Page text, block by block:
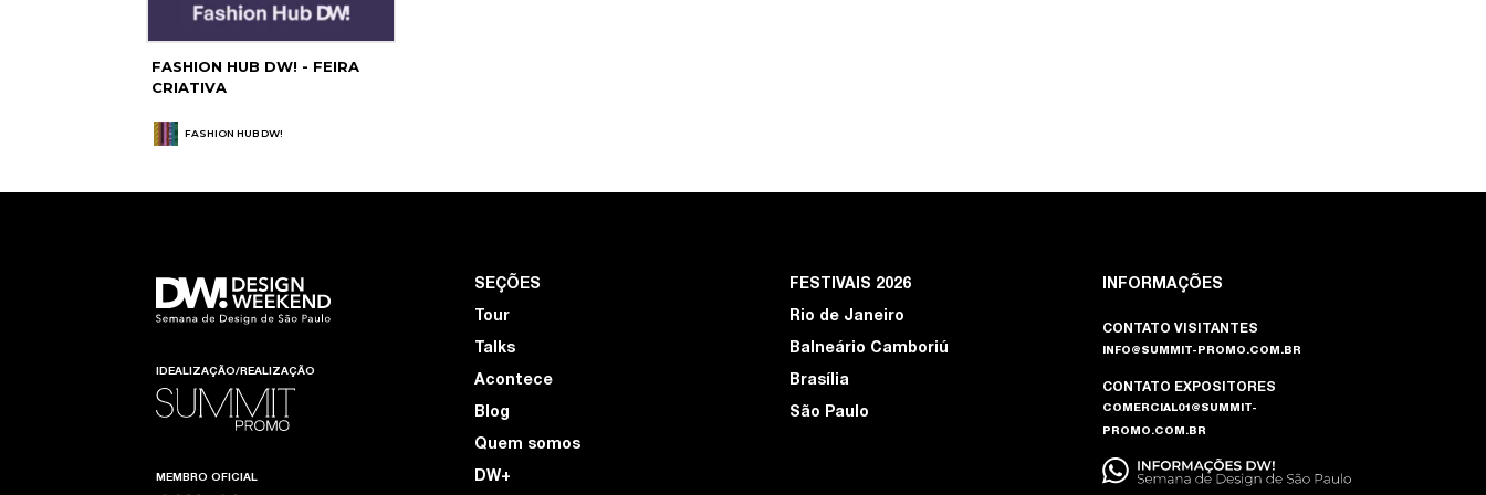
FASHION HUB DW! - FEIRA
CRIATIVA
FASHION HUB DW!
IDEALIZAÇÃO/REALIZAÇÃO
MEMBRO OFICIAL
SEÇÕES
Tour
Talks
Acontece
Blog
Quem somos
DW+
FESTIVAIS 2026
Rio de Janeiro
Balneário Camboriú
Brasília
São Paulo
INFORMAÇÕES
CONTATO VISITANTES
INFO@SUMMIT-PROMO.COM.BR
CONTATO EXPOSITORES
COMERCIAL01@SUMMIT-
PROMO.COM.BR